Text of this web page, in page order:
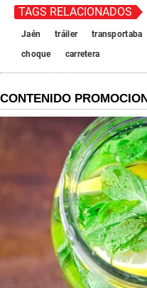
TAGS RELACIONADOS
Jaén tráiler transportaba
choque
carretera